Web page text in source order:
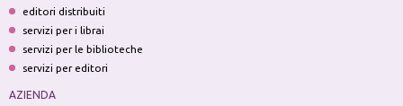
editori distribuiti
servizi per i librai
servizi per le biblioteche
servizi per editori
AZIENDA